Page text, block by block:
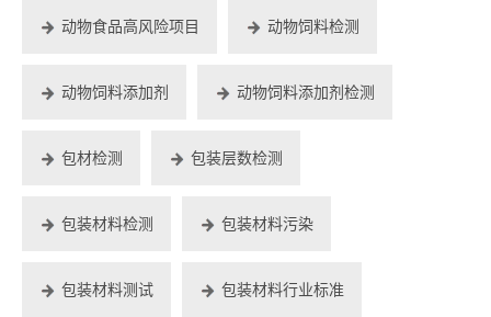
动物食品高风险项目 动物饲料检测
动物饲料添加剂 动物饲料添加剂检测
包材检测 包装层数检测
包装材料检测 包装材料污染
包装材料测试 包装材料行业标准